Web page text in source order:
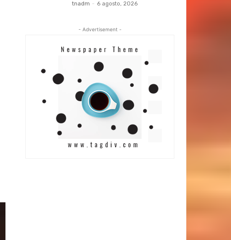
tnadm - 6 agosto, 2026
- Advertisement -